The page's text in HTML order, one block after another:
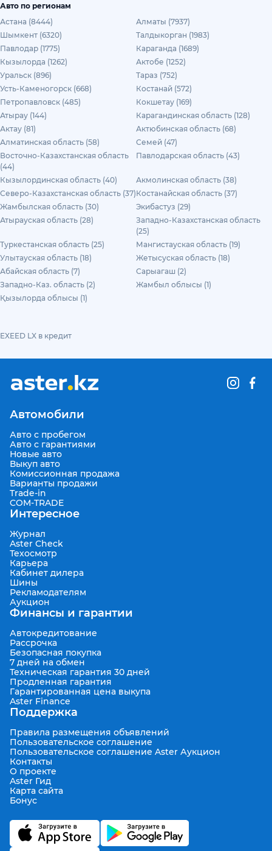
Авто по регионам
Астана (8444)
Алматы (7937)
Шымкент (6320)
Талдыкорган (1983)
Павлодар (1775)
Караганда (1689)
Кызылорда (1262)
Актобе (1252)
Уральск (896)
Тараз (752)
Усть-Каменогорск (668)
Костанай (572)
Петропавловск (485)
Кокшетау (169)
Атырау (144)
Карагандинская область (128)
Актау (81)
Актюбинская область (68)
Алматинская область (58)
Семей (47)
Восточно-Казахстанская область
(44)
Павлодарская область (43)
Кызылординская область (40)
Акмолинская область (38)
Северо-Казахстанская область (37)Костанайская область (37)
Жамбылская область (30)
Экибастуз (29)
Атырауская область (28)
Западно-Казахстанская область
(25)
Туркестанская область (25)
Мангистауская область (19)
Улытауская область (18)
Жетысуская область (18)
Абайская область (7)
Сарыагаш (2)
Западно-Каз. область (2)
Жамбыл облысы (1)
Қызылорда облысы (1)
EXEED LX в кредит
Автомобили
Авто с пробегом
Авто с гарантиями
Новые авто
Выкуп авто
Комиссионная продажа
Варианты продажи
Trade-in
COM-TRADE
Интересное
Журнал
Aster Check
Техосмотр
Карьера
Кабинет дилера
Шины
Рекламодателям
Аукцион
Финансы и гарантии
Автокредитование
Рассрочка
Безопасная покупка
7 дней на обмен
Техническая гарантия 30 дней
Продленная гарантия
Гарантированная цена выкупа
Aster Finance
Поддержка
Правила размещения объявлений
Пользовательское соглашение
Пользовательское соглашение Aster Аукцион
Контакты
О проекте
Aster Гид
Карта сайта
Бонус